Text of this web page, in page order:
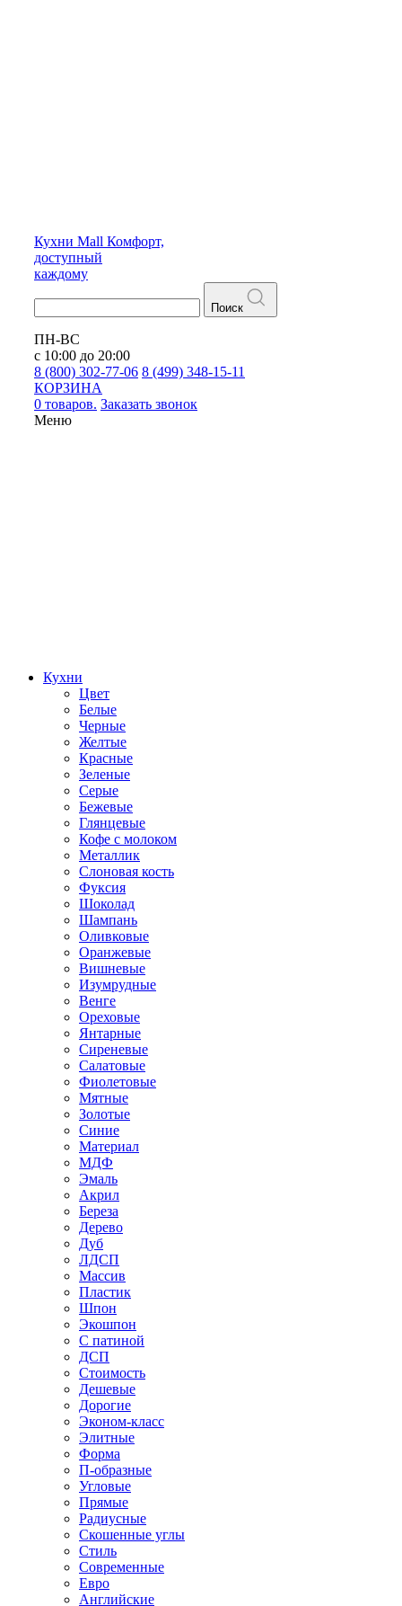
Кухни Mall Комфорт,
доступный
каждому
Поиск
ПН-ВС
с 10:00 до 20:00
8 (800) 302-77-06 8 (499) 348-15-11
КОРЗИНА
0 товаров. Заказать звонок
Меню
Кухни
Цвет
Белые
Черные
Желтые
Красные
Зеленые
Серые
Бежевые
Глянцевые
Кофе с молоком
Металлик
Слоновая кость
Фуксия
Шоколад
Шампань
Оливковые
Оранжевые
Вишневые
Изумрудные
Венге
Ореховые
Янтарные
Сиреневые
Салатовые
Фиолетовые
Мятные
Золотые
Синие
Материал
МДФ
Эмаль
Акрил
Береза
Дерево
Дуб
ЛДСП
Массив
Пластик
Шпон
Экошпон
С патиной
ДСП
Стоимость
Дешевые
Дорогие
Эконом-класс
Элитные
Форма
П-образные
Угловые
Прямые
Радиусные
Скошенные углы
Стиль
Современные
Евро
Английские